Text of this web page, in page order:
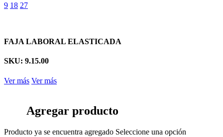
9 18 27
FAJA LABORAL ELASTICADA
SKU: 9.15.00
Ver más Ver más
Agregar producto
Producto ya se encuentra agregado Seleccione una opción